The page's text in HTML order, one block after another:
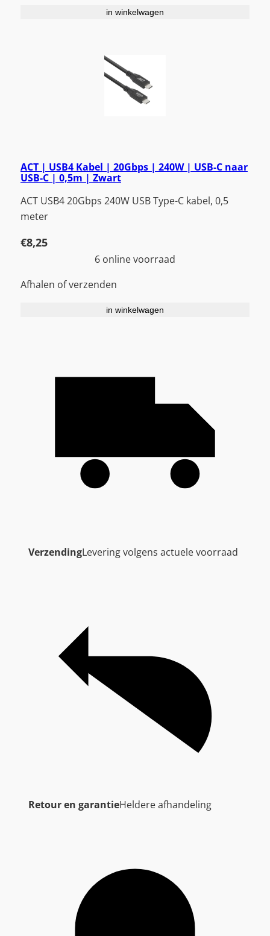
in winkelwagen
ACT | USB4 Kabel | 20Gbps | 240W | USB-C naar
USB-C | 0,5m | Zwart
ACT USB4 20Gbps 240W USB Type-C kabel, 0,5
meter
€8,25
6 online voorraad
Afhalen of verzenden
in winkelwagen
VerzendingLevering volgens actuele voorraad
Retour en garantieHeldere afhandeling